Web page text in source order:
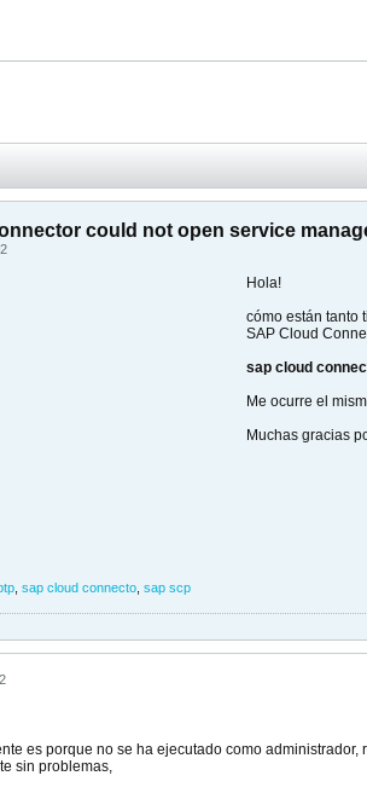
could not open service
Hola!
cómo están tanto
SAP Cloud
sap cloud
Me ocurre el
Muchas gracias
sap cloud connecto sap scp
es porque no se ha ejecutado como administrador,
sin problemas,